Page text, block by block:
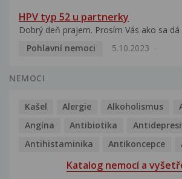
HPV typ 52 u partnerky
Dobrý deň prajem. Prosím Vás ako sa dá
Pohlavní nemoci
5.10.2023
NEMOCI
Kašel Alergie Alkoholismus
Angína
Antibiotika
Antihistaminika
Antikoncepce
Katalog nemocí a